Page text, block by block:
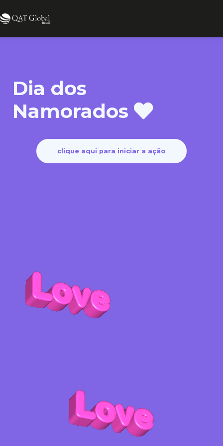
Dia dos
Namorados
clique aqui para iniciar a ação